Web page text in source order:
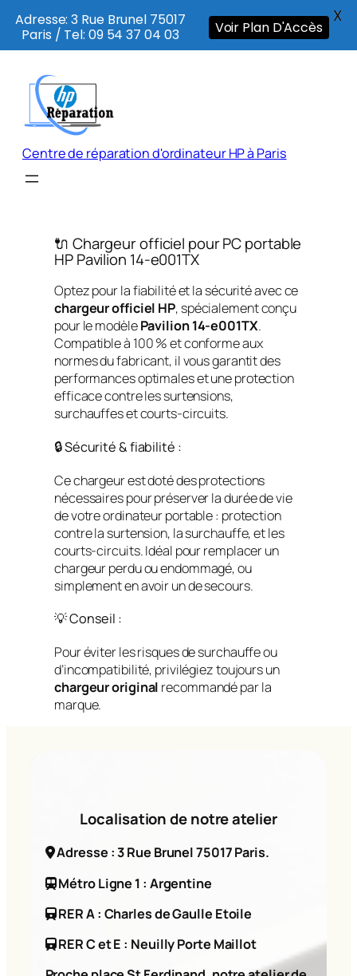
contenu
Centre de réparation d'ordinateur HP à Paris
🔌 Chargeur officiel pour PC portable
HP Pavilion 14-e001TX
Optez pour la fiabilité et la sécurité avec ce
chargeur officiel HP, spécialement conçu
pour le modèlePavilion 14-e001TX.
Compatible à 100 % et conforme aux
normes du fabricant, il vous garantit des
performances optimales et une protection
efficace contre les surtensions,
surchauffes et courts-circuits.
🔒 Sécurité & fiabilité :
Ce chargeur est doté des protections
nécessaires pour préserver la durée de vie
de votre ordinateur portable : protection
contre la surtension, la surchauffe, et les
courts-circuits. Idéal pour remplacer un
chargeur perdu ou endommagé, ou
simplement en avoir un de secours.
💡 Conseil :
Pour éviter les risques de surchauffe ou
d’incompatibilité, privilégiez toujours un
chargeur original recommandé par la
marque.
Localisation de notre atelier
Adresse : 3 Rue Brunel 75017 Paris.
Métro Ligne 1 : Argentine
RER A : Charles de Gaulle Etoile
RER C et E : Neuilly Porte Maillot
Adresse: 3 Rue Brunel 75017
Paris / Tel: 09 54 37 04 03
Voir Plan D'Accès
X